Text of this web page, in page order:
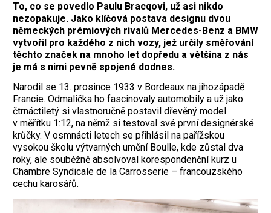
To, co se povedlo Paulu Bracqovi, už asi nikdo
nezopakuje. Jako klíčová postava designu dvou
německých prémiových rivalů Mercedes-Benz a BMW
vytvořil pro každého z nich vozy, jež určily směřování
těchto značek na mnoho let dopředu a většina z nás
je má s nimi pevně spojené dodnes.
Narodil se 13. prosince 1933 v Bordeaux na jihozápadě
Francie. Odmalička ho fascinovaly automobily a už jako
čtrnáctiletý si vlastnoručně postavil dřevěný model
v měřítku 1:12, na němž si testoval své první designérské
krůčky. V osmnácti letech se přihlásil na pařížskou
vysokou školu výtvarných umění Boulle, kde zůstal dva
roky, ale souběžně absolvoval korespondenční kurz u
Chambre Syndicale de la Carrosserie – francouzského
cechu karosářů.